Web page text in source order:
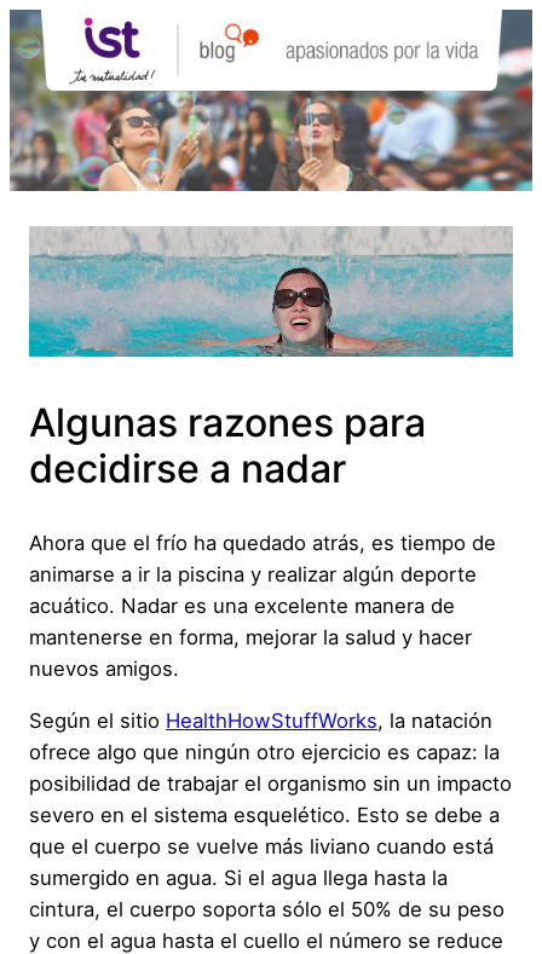
Saltar
al
contenido
Algunas razones para
decidirse a nadar
Ahora que el frío ha quedado atrás, es tiempo de
animarse a ir la piscina y realizar algún deporte
acuático. Nadar es una excelente manera de
mantenerse en forma, mejorar la salud y hacer
nuevos amigos.
Según el sitio HealthHowStuffWorks, la natación
ofrece algo que ningún otro ejercicio es capaz: la
posibilidad de trabajar el organismo sin un impacto
severo en el sistema esquelético. Esto se debe a
que el cuerpo se vuelve más liviano cuando está
sumergido en agua. Si el agua llega hasta la
cintura, el cuerpo soporta sólo el 50% de su peso
y con el agua hasta el cuello el número se reduce